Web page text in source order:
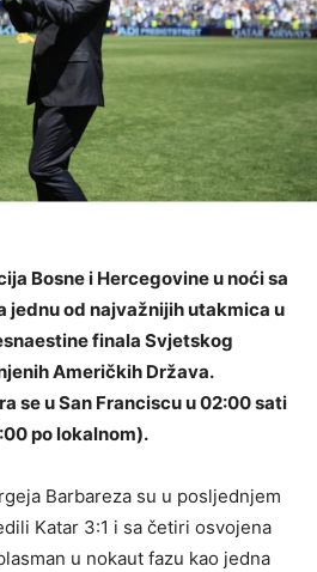
Bosne i Hercegovine u noći sa
jednu od najvažnijih utakmica u
finala Svjetskog
Američkih Država.
se u San Franciscu u 02:00 sati
po lokalnom).
Barbareza su u posljednjem
Katar 3:1 i sa četiri osvojena
u nokaut fazu kao jedna